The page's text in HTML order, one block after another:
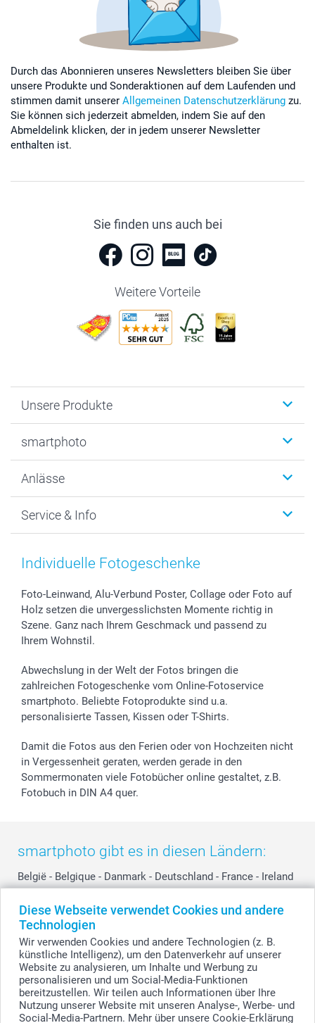
Diese Webseite verwendet Cookies und andere
Technologien
Wir verwenden Cookies und andere Technologien (z. B.
künstliche Intelligenz), um den Datenverkehr auf unserer
Website zu analysieren, um Inhalte und Werbung zu
personalisieren und um Social-Media-Funktionen
bereitzustellen. Wir teilen auch Informationen über Ihre
Nutzung unserer Website mit unseren Analyse-, Werbe- und
Social-Media-Partnern. Mehr über unsere Cookie-Erklärung
Durch das Abonnieren unseres Newsletters bleiben Sie über
unsere Produkte und Sonderaktionen auf dem Laufenden und
stimmen damit unserer Allgemeinen Datenschutzerklärung zu.
Sie können sich jederzeit abmelden, indem Sie auf den
Abmeldelink klicken, der in jedem unserer Newsletter
enthalten ist.
Sie finden uns auch bei
Weitere Vorteile
Unsere Produkte
Fotogeschenke
MyNameBook
Fotoabzüge, Fotos als Buch & Poster
Zubehör & Material
Sticker & Etiketten
Geschenk-Gutscheine (PDF)
smartphoto
Warum smartphoto
Datenschutz
AGB
Presse
Partnerprogramme
Investor Relations
Widerrufsrecht
Anlässe
Neujahr
Muttertag
Kommunion & Konfirmation
Hochzeit
Geburtstag
Zu allen Anlässen
Service & Info
Preise und Versandkosten
48h Lieferung
Zahlungsmöglichkeiten
Anmelden /Registrieren
Status der Bestellung
smartfriends
smartgarantie
smartbonus
Individuelle Fotogeschenke
Foto-Leinwand, Alu-Verbund Poster, Collage oder Foto auf
Holz setzen die unvergesslichsten Momente richtig in
Szene. Ganz nach Ihrem Geschmack und passend zu
Ihrem Wohnstil.
Abwechslung in der Welt der Fotos bringen die
zahlreichen Fotogeschenke vom Online-Fotoservice
smartphoto. Beliebte Fotoprodukte sind u.a.
personalisierte Tassen, Kissen oder T-Shirts.
Damit die Fotos aus den Ferien oder von Hochzeiten nicht
in Vergessenheit geraten, werden gerade in den
Sommermonaten viele Fotobücher online gestaltet, z.B.
Fotobuch in DIN A4 quer.
smartphoto gibt es in diesen Ländern:
België - Belgique - Danmark - Deutschland - France - Ireland
Switzerland - Suomi - Sverige - United Kingdom -
Other Countries
Alle Preise verstehen sich in Schweizer Franken (CHF) inkl. MwSt. und zzgl.
Versandkosten.